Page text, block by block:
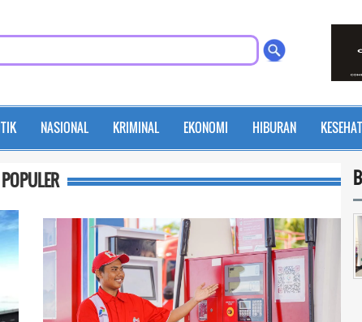
NASIONAL KRIMINAL EKONOMI HIBURAN
POPULER